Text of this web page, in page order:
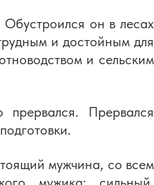
Обустроился он в лесах
и достойным для
и сельским
Прервался
мужчина, со всем